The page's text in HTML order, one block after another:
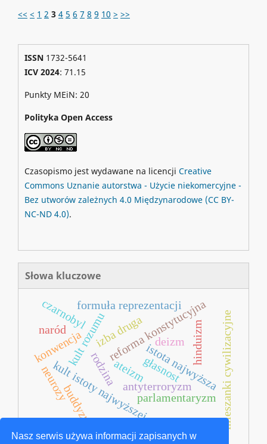
Nasz serwis używa informacji zapisanych w
<< < 1 2 3 4 5 6 7 8 9 10 > >>
ISSN1732-5641
ICV 2024: 71.15
Punkty MEiN: 20
Polityka Open Access
Czasopismo jest wydawane na licencji Creative
Commons Uznanie autorstwa - Użycie niekomercyjne -
Bez utworów zależnych 4.0 Międzynarodowe (CC BY-
NC-ND 4.0).
Słowa kluczowe
rodzina
reforma konstytucyjna
istota najwyższa
kult istoty najwyższej
kult rozumu
formuła reprezentacji
izba druga
parlamentaryzm
hinduizm
buddyzm antyterroryzm
czarnobyl
konwencja deizm
głasnost mieszanki cywilizacyjne
neurozy ateizm
naród